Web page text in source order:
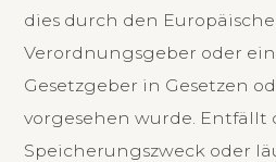
dies durch den
Verordnungsgeber oder
Gesetzgeber in Gesetzen
vorgesehen wurde. Entfällt
Speicherungszweck oder